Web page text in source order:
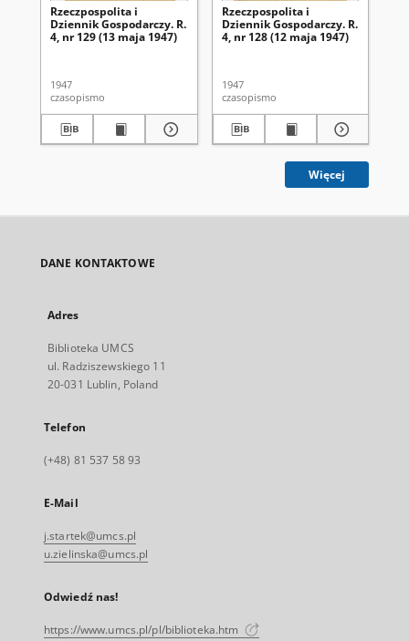
Rzeczpospolita i
Dziennik Gospodarczy. R.
4, nr 129 (13 maja 1947)
1947
czasopismo
Rzeczpospolita i
Dziennik Gospodarczy. R.
4, nr 128 (12 maja 1947)
1947
czasopismo
Więcej
DANE KONTAKTOWE
Adres
Biblioteka UMCS
ul. Radziszewskiego 11
20-031 Lublin, Poland
Telefon
(+48) 81 537 58 93
E-Mail
j.startek@umcs.pl
u.zielinska@umcs.pl
Odwiedź nas!
https://www.umcs.pl/pl/biblioteka.htm